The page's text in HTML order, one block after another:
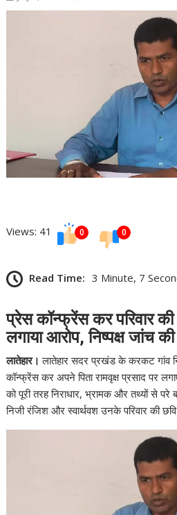
Views: 41 0 0
Read Time: 3 Minute, 7
प्रेस कॉन्फ्रेंस कर परिवार
लगाया आरोप, निष्पक्ष जांच
लातेहार। लातेहार सदर प्रखंड के करकट गांव
कॉन्फ्रेंस कर अपने पिता रामवृक्ष प्रसाद पर
को पूरी तरह निराधार, भ्रामक और तथ्यों से परे
निजी रंजिश और स्वार्थवश उनके परिवार की